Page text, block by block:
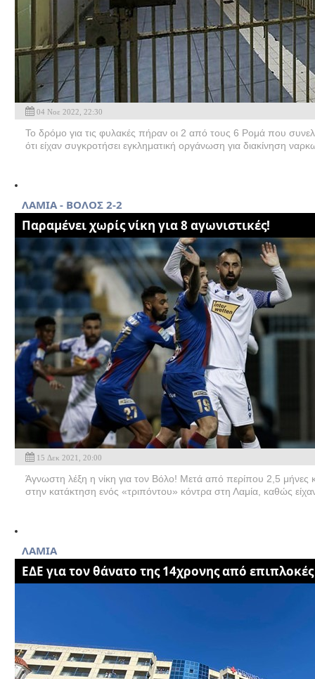
04 Νοε 2022, 22:30
Το δρόμο για τις φυλακές πήραν οι 2 από τους 6 Ρομά που
ότι είχαν συγκροτήσει εγκληματική οργάνωση για διακίνηση
ΛΑΜΙΑ - BOΛΟΣ 2-2
Παραμένει χωρίς νίκη για 8 αγωνιστικές!
15 Δεκ 2021, 20:00
Άγνωστη λέξη η νίκη για τον Βόλο! Μετά από περίπου 2,5 μήνες
στην κατάκτηση ενός «τριπόντου» κόντρα στη Λαμία, καθώς
ΛΑΜΙΑ
ΕΔΕ για τον θάνατο της 14χρονης από